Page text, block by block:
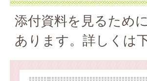
添付資料を見るため
あります。詳しくは